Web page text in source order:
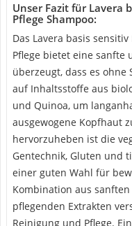
Unser Fazit für Lavera
Pflege Shampoo:
Das Lavera basis
Pflege bietet eine sanfte
überzeugt, dass es
auf Inhaltsstoffe aus
und Quinoa, um
ausgewogene Kopfhaut
hervorzuheben ist die
Gentechnik, Gluten und
einer guten Wahl für
Kombination aus
pflegenden Extrakten
Reinigung und Pflege.